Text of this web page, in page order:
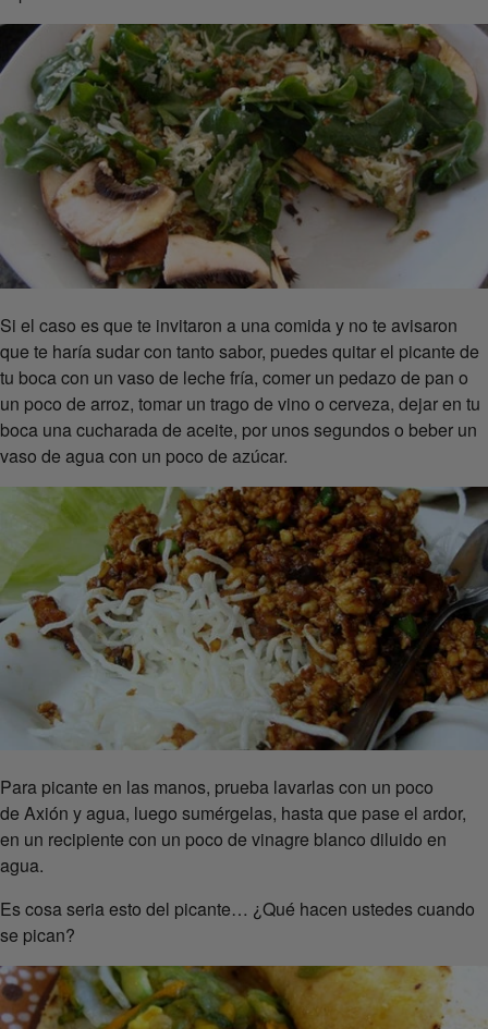
Si el caso es que te invitaron a una comida y no te avisaron
que te haría sudar con tanto sabor, puedes quitar el picante de
tu boca con un vaso de leche fría, comer un pedazo de pan o
un poco de arroz, tomar un trago de vino o cerveza, dejar en tu
boca una cucharada de aceite, por unos segundos o beber un
vaso de agua con un poco de azúcar.
Para picante en las manos, prueba lavarlas con un poco
de Axión y agua, luego sumérgelas, hasta que pase el ardor,
en un recipiente con un poco de vinagre blanco diluido en
agua.
Es cosa seria esto del picante… ¿Qué hacen ustedes cuando
se pican?